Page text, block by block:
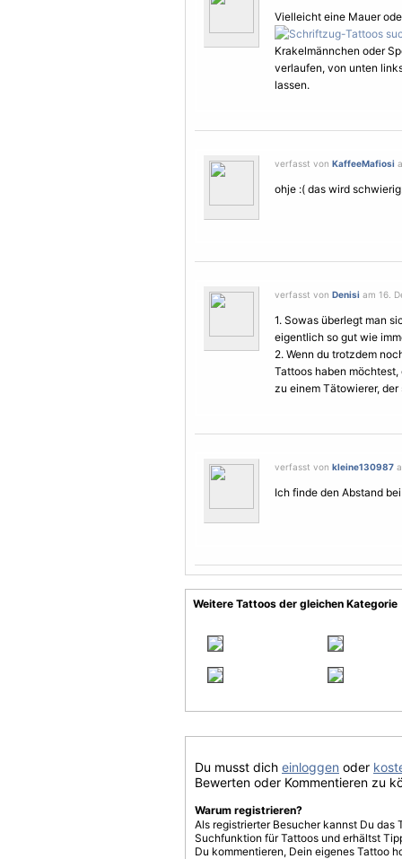
Vielleicht eine Mauer
Krakelmännchen oder
verlaufen, von unten
lassen.
verfasst von KaffeeMafiosi
ohje :( das wird
verfasst von Denisi am 16.
1. Sowas überlegt man
eigentlich so gut wie
2. Wenn du trotzdem
Tattoos haben
zu einem Tätowierer,
verfasst von kleine130987
Ich finde den Abstand
Weitere Tattoos der gleichen Kategorie
Du musst dich einloggen oder
Bewerten oder Kommentieren zu
Warum registrieren?
Als registrierter Besucher kannst Du
Suchfunktion für Tattoos und erhältst
Du kommentieren, Dein eigenes Tattoo